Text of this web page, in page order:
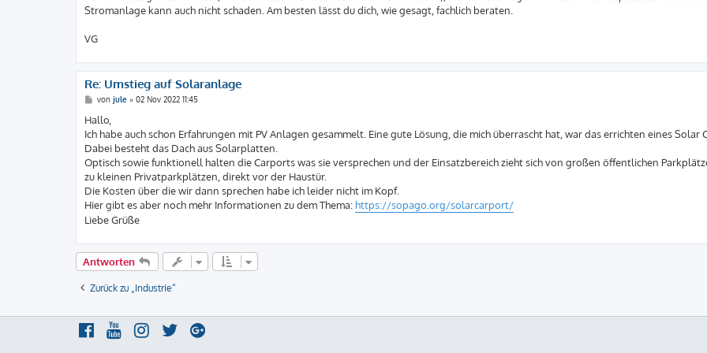
Stromanlage kann auch nicht schaden. Am besten lässt du dich, wie gesagt, fachlich beraten.
VG
Re: Umstieg auf Solaranlage
B
i
t
r
a
g
von jule» 02 Nov 2022 11:45
Hallo,
Ich habe auch schon Erfahrungen mit PV Anlagen gesammelt. Eine gute Lösung, die mich überrascht hat, war das errichten eines Solar
Dabei besteht das Dach aus Solarplatten.
Optisch sowie funktionell halten die Carports was sie versprechen und der Einsatzbereich zieht sich von großen öffentlichen
zu kleinen Privatparkplätzen, direkt vor der Haustür.
Die Kosten über die wir dann sprechen habe ich leider nicht im Kopf.
Hier gibt es aber noch mehr Informationen zu dem Thema: https://sopago.org/solarcarport/
Liebe Grüße
Antworten
Zurück zu „Industrie“